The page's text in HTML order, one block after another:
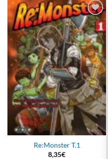
Ajouter
à la
wishlist
Re:Monster T.1
8,35€